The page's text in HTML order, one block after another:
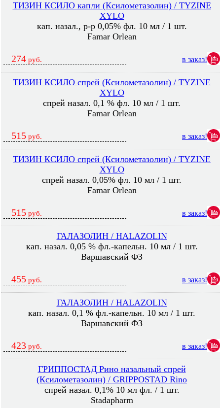
ТИЗИН КСИЛО капли (Ксилометазолин) / TYZINE
XYLO
кап. назал., р-р 0,05% фл. 10 мл / 1 шт.
Famar Orlean
274 руб. в заказ!
ТИЗИН КСИЛО спрей (Ксилометазолин) / TYZINE
XYLO
спрей назал. 0,1 % фл. 10 мл / 1 шт.
Famar Orlean
515 руб. в заказ!
ТИЗИН КСИЛО спрей (Ксилометазолин) / TYZINE
XYLO
спрей назал. 0,05% фл. 10 мл / 1 шт.
Famar Orlean
515 руб. в заказ!
ГАЛАЗОЛИН / HALAZOLIN
кап. назал. 0,05 % фл.-капельн. 10 мл / 1 шт.
Варшавский ФЗ
455 руб. в заказ!
ГАЛАЗОЛИН / HALAZOLIN
кап. назал. 0,1 % фл.-капельн. 10 мл / 1 шт.
Варшавский ФЗ
423 руб. в заказ!
ГРИППОСТАД Рино назальный спрей
(Ксилометазолин) / GRIPPOSTAD Rino
спрей назал. 0,1% 10 мл фл. / 1 шт.
Stadapharm